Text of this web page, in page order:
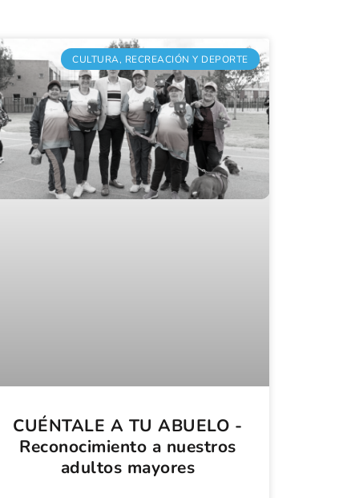
CULTURA, RECREACIÓN Y DEPORTE
CUÉNTALE A TU ABUELO -
Reconocimiento a nuestros
adultos mayores